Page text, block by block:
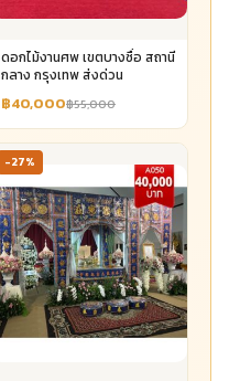
ดอกไม้งานศพ เขตบางซื่อ สถานี
กลาง กรุงเทพ ส่งด่วน
฿40,000฿55,000
-27%